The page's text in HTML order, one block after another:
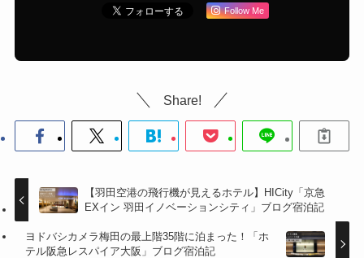
Follow Me
Share!
【羽田空港の飛行機が見えるホテル】HICity「京急
EXイン 羽田イノベーションシティ」ブログ宿泊記
ヨドバシカメラ梅田の最上階35階に泊まった！「ホ
テル阪急レスパイア大阪」ブログ宿泊記